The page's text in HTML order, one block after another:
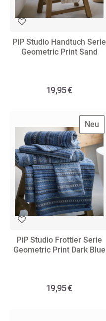
PiP Studio Handtuch Serie
Geometric Print Sand
19,95 €
Neu
PiP Studio Frottier Serie
Geometric Print Dark Blue
19,95 €